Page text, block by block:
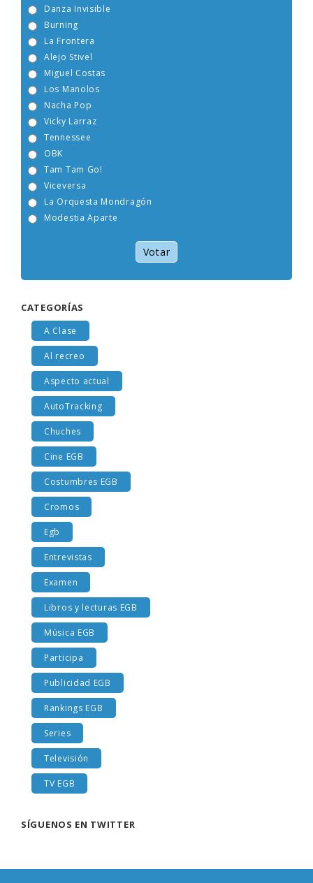
Danza Invisible
Burning
La Frontera
Alejo Stivel
Miguel Costas
Los Manolos
Nacha Pop
Vicky Larraz
Tennessee
OBK
Tam Tam Go!
Viceversa
La Orquesta Mondragón
Modestia Aparte
Votar
CATEGORÍAS
A Clase
Al recreo
Aspecto actual
AutoTracking
Chuches
Cine EGB
Costumbres EGB
Cromos
Egb
Entrevistas
Examen
Libros y lecturas EGB
Música EGB
Participa
Publicidad EGB
Rankings EGB
Series
Televisión
TV EGB
SÍGUENOS EN TWITTER